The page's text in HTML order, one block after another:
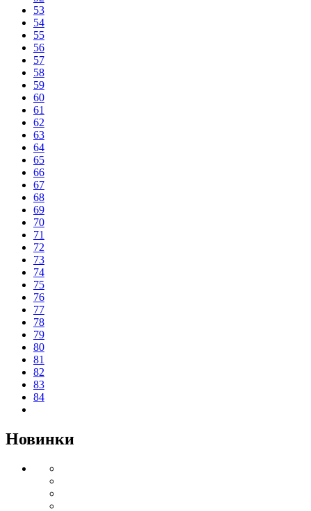
53
54
55
56
57
58
59
60
61
62
63
64
65
66
67
68
69
70
71
72
73
74
75
76
77
78
79
80
81
82
83
84
Новинки